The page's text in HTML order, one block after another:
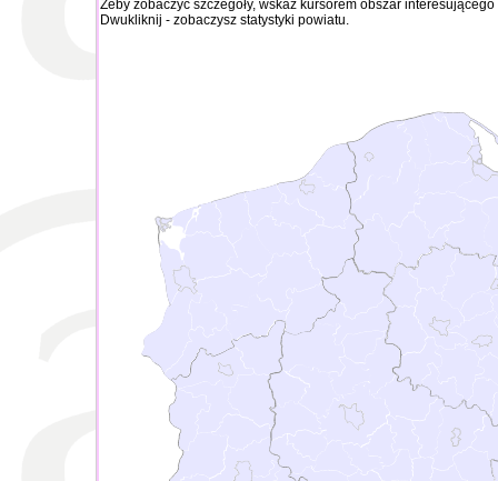
Żeby zobaczyć szczegóły, wskaż kursorem obszar
Dwukliknij - zobaczysz statystyki powiatu.